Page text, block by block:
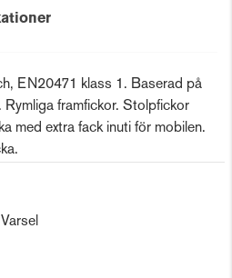
EN20471 klass 1. Baserad på
framfickor. Stolpfickor
med extra fack inuti för mobilen.